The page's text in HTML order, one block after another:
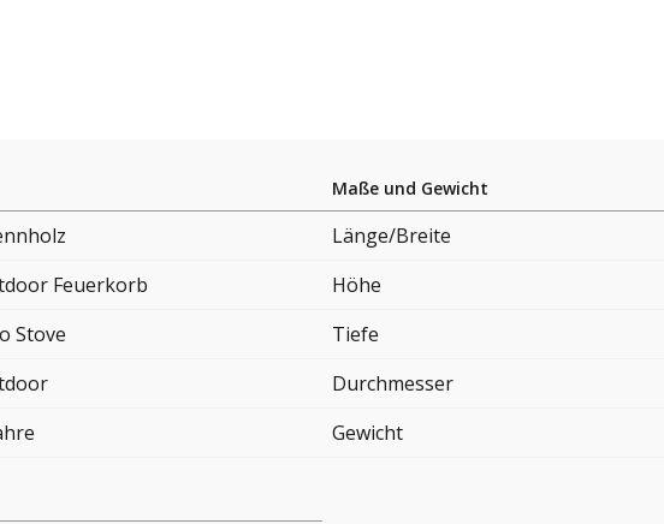
Feuerkorb
Stove
Maße und Gewicht
Länge/Breite
Höhe
Tiefe
Durchmesser
Gewicht